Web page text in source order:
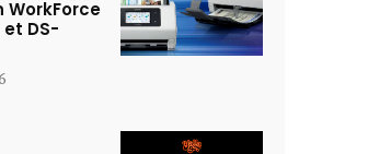
et DS-